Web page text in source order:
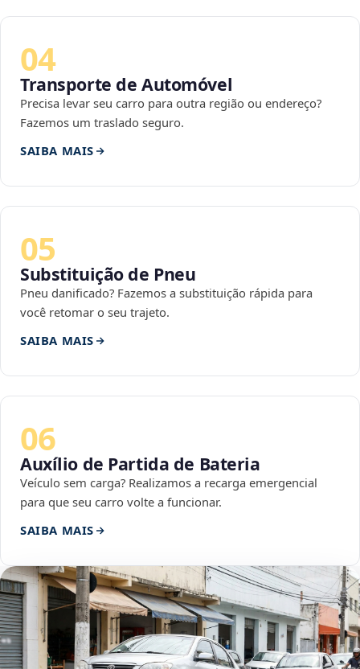
04
Transporte de Automóvel
Precisa levar seu carro para outra região ou endereço?
Fazemos um traslado seguro.
SAIBA MAIS
05
Substituição de Pneu
Pneu danificado? Fazemos a substituição rápida para
você retomar o seu trajeto.
SAIBA MAIS
06
Auxílio de Partida de Bateria
Veículo sem carga? Realizamos a recarga emergencial
para que seu carro volte a funcionar.
SAIBA MAIS